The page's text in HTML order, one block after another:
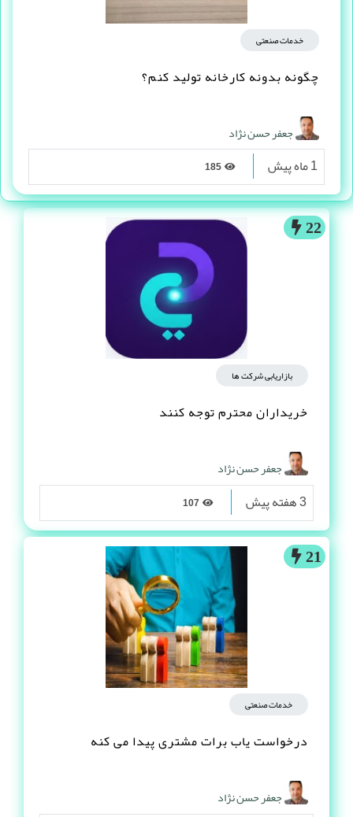
22
بازاریابی شرکت ها
خریداران محترم توجه کنند
جعفر حسن نژاد
3 هفته پیش
21
خدمات صنعتی
درخواست یاب برات مشتری پیدا می کنه
جعفر حسن نژاد
خدمات صنعتی
چگونه بدونه کارخانه تولید کنم؟
جعفر حسن نژاد
1 ماه پیش